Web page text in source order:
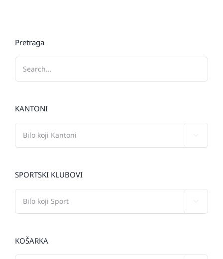
Pretraga
KANTONI
SPORTSKI KLUBOVI
KOŠARKA